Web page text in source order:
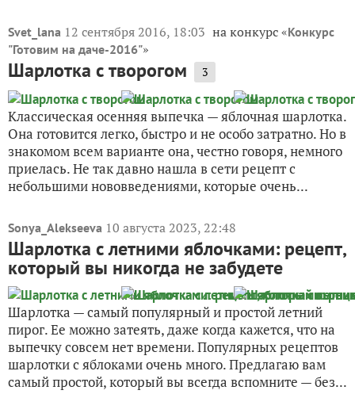
Svet_lana 12 сентября 2016, 18:03 на конкурс «Конкурс
"Готовим на даче-2016"»
Шарлотка с творогом 3
Классическая осенняя выпечка — яблочная шарлотка.
Она готовится легко, быстро и не особо затратно. Но в
знакомом всем варианте она, честно говоря, немного
приелась. Не так давно нашла в сети рецепт с
небольшими нововведениями, которые очень...
Sonya_Alekseeva 10 августа 2023, 22:48
Шарлотка с летними яблочками: рецепт,
который вы никогда не забудете
Шарлотка — самый популярный и простой летний
пирог. Ее можно затеять, даже когда кажется, что на
выпечку совсем нет времени. Популярных рецептов
шарлотки с яблоками очень много. Предлагаю вам
самый простой, который вы всегда вспомните — без...